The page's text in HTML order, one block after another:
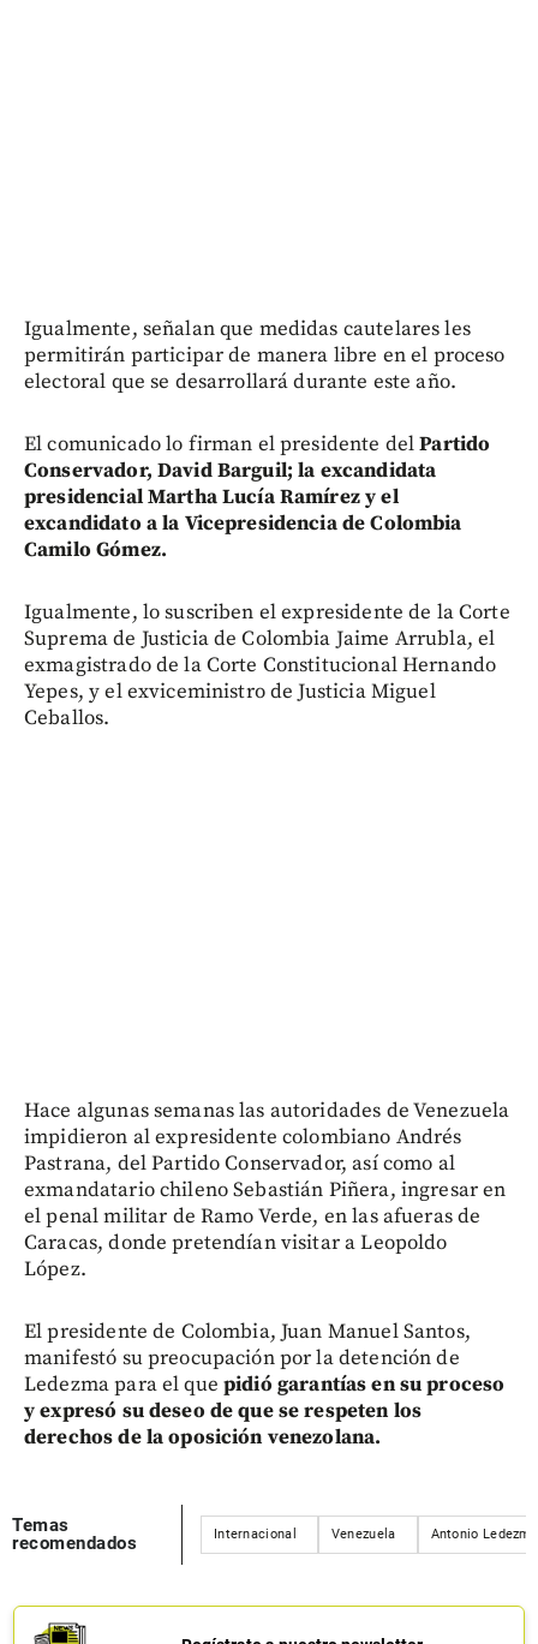
Igualmente, señalan que medidas cautelares les
permitirán participar de manera libre en el proceso
electoral que se desarrollará durante este año.
El comunicado lo firman el presidente delPartido
Conservador, David Barguil; la excandidata
presidencial Martha Lucía Ramírez y el
excandidato a la Vicepresidencia de Colombia
Camilo Gómez.
Igualmente, lo suscriben el expresidente de la Corte
Suprema de Justicia de Colombia Jaime Arrubla, el
exmagistrado de la Corte Constitucional Hernando
Yepes, y el exviceministro de Justicia Miguel
Ceballos.
Hace algunas semanas las autoridades de Venezuela
impidieron al expresidente colombiano Andrés
Pastrana, del Partido Conservador, así como al
exmandatario chileno Sebastián Piñera, ingresar en
el penal militar de Ramo Verde, en las afueras de
Caracas, donde pretendían visitar a Leopoldo
López.
El presidente de Colombia, Juan Manuel Santos,
manifestó su preocupación por la detención de
Ledezma para el que pidió garantías en su proceso
y expresó su deseo de que se respeten los
derechos de la oposición venezolana.
Temas
recomendados
Internacional Venezuela Antonio